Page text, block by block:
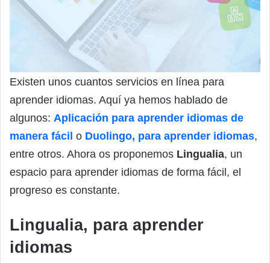
Existen unos cuantos servicios en línea para
aprender idiomas. Aquí ya hemos hablado de
algunos: Aplicación para aprender idiomas de
manera fácil o Duolingo, para aprender idiomas,
entre otros. Ahora os proponemos Lingualia, un
espacio para aprender idiomas de forma fácil, el
progreso es constante.
Lingualia, para aprender
idiomas